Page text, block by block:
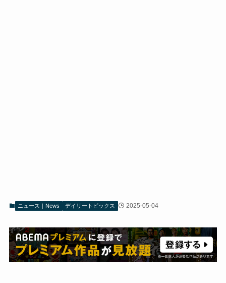
ニュース｜News デイリートピックス 2025-05-04